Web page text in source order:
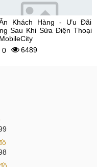
Khách Hàng - Ưu Đãi
Sau Khi Sửa Điện Thoại
0
6489